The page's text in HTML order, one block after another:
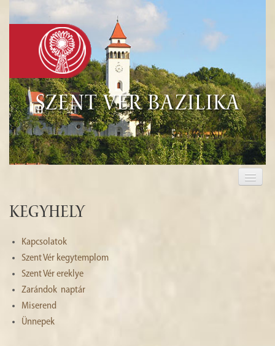
Szent Vér Bazilika
KEGYHELY
TURISZTIKA
HISTÓRIA
GALÉRIA
Kegyhely
Kapcsolatok
Szent Vér kegytemplom
Szent Vér ereklye
Zarándok naptár
Miserend
Ünnepek